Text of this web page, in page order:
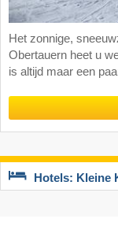
Het zonnige,
Obertauern heet u
is altijd maar een
Hotels: Kleine